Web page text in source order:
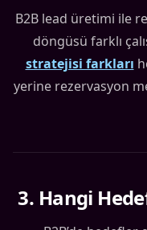
B2B lead üretimi ile
döngüsü farklı
stratejisi farkları
yerine rezervasyon
3. Hangi